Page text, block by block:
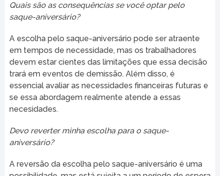
Quais são as consequências se você optar pelo
saque-aniversário?
A escolha pelo saque-aniversário pode ser atraente
em tempos de necessidade, mas os trabalhadores
devem estar cientes das limitações que essa decisão
trará em eventos de demissão. Além disso, é
essencial avaliar as necessidades financeiras futuras e
se essa abordagem realmente atende a essas
necesidades.
Devo reverter minha escolha para o saque-
aniversário?
A reversão da escolha pelo saque-aniversário é uma